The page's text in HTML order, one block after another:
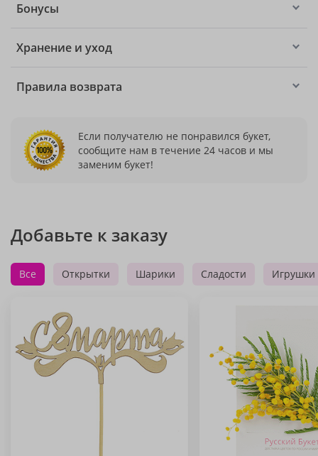
Бонусы
Хранение и уход
Правила возврата
Если получателю не понравился букет,
сообщите нам в течение 24 часов и мы
заменим букет!
Добавьте к заказу
Все Открытки Шарики Сладости Игрушки